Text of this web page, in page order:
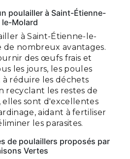
poulailler à Saint-Étienne-
le-Molard
à Saint-Étienne-le-
de nombreux avantages.
des œufs frais et
les jours, les poules
réduire les déchets
recyclant les restes de
elles sont d'excellentes
aidant à fertiliser
les parasites.
de poulaillers proposés par
Vertes